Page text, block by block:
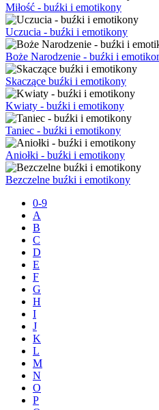
Miłość - buźki i emotikony
Uczucia - buźki i emotikony
Boże Narodzenie - buźki i
Skaczące buźki i emotikony
Kwiaty - buźki i emotikony
Taniec - buźki i emotikony
Aniołki - buźki i emotikony
Bezczelne buźki i emotikony
0-9
A
B
C
D
E
F
G
H
I
J
K
L
M
N
O
P